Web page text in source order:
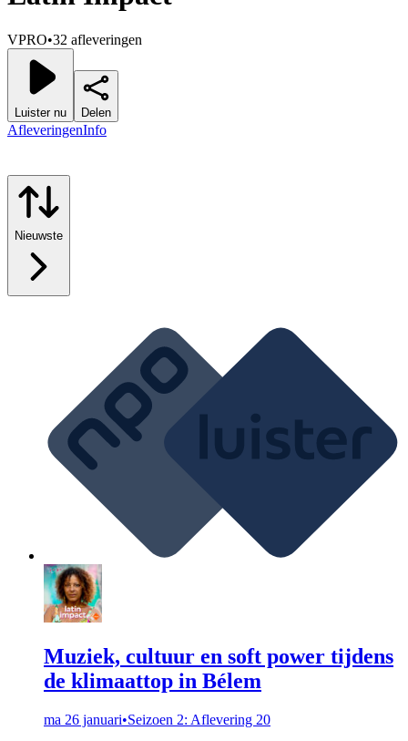
VPRO•32 afleveringen
Luister nu Delen
AfleveringenInfo
Nieuwste
Muziek, cultuur en soft power tijdens
de klimaattop in Bélem
ma 26 januari•Seizoen 2: Aflevering 20